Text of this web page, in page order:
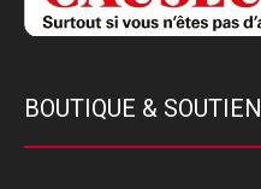
BOUTIQUE & SOUTIEN